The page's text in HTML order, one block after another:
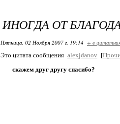
ИНОГДА ОТ
Пятница, 02 Ноября 2007 г. 19:14 + в
Это цитата сообщения alexjdanov [
скажем друг другу спасибо?